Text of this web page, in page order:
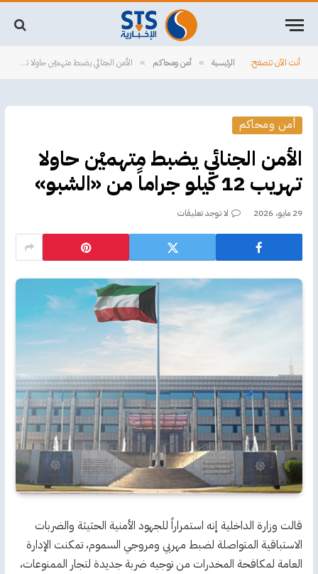
أنت الآن تتصفح: الرئيسية » أمن ومحاكم » الأمن الجنائي يضبط متهميْن حاولا تهريب 12 كيلو جراماً من «الشبو»
أمن ومحاكم
الأمن الجنائي يضبط متهميْن حاولا
تهريب 12 كيلو جراماً من «الشبو»
29 مايو، 2026 لا توجد تعليقات
قالت وزارة الداخلية إنه استمراراً للجهود الأمنية الحثيثة والضربات
الاستباقية المتواصلة لضبط مهربي ومروجي السموم، تمكنت الإدارة
العامة لمكافحة المخدرات من توجيه ضربة جديدة لتجار الممنوعات،